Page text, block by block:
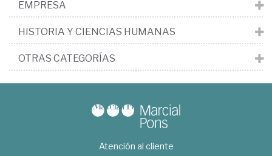
EMPRESA
HISTORIA Y CIENCIAS HUMANAS
OTRAS CATEGORÍAS
Atención al cliente